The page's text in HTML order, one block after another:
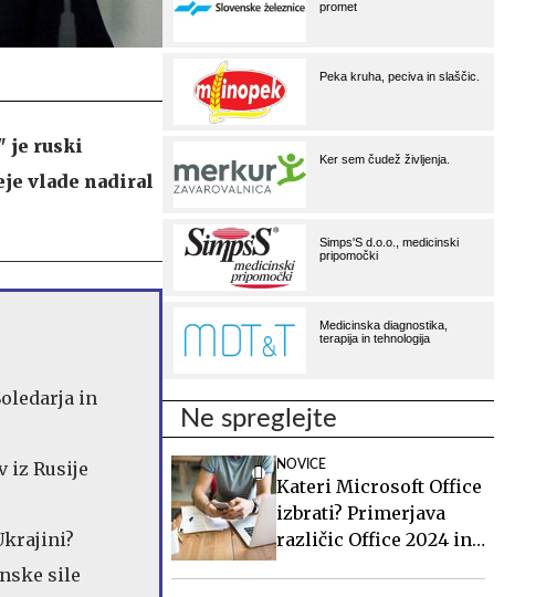
je ruski
vlade nadiral
in
iz Rusije
sile
Ne spreglejte
NOVICE
Kateri Microsoft Office
izbrati? Primerjava
različic Office 2024 in